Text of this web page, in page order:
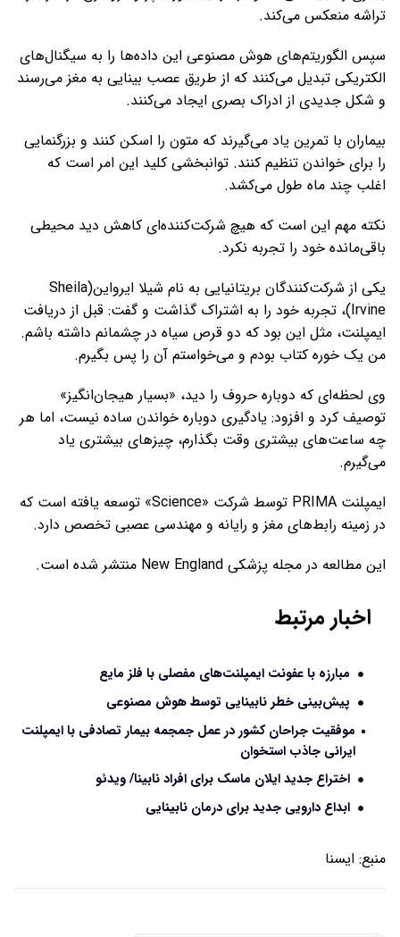
تراشه منعکس می‌کند.
سپس الگوریتم‌های هوش مصنوعی این داده‌ها را به سیگنال‌های
الکتریکی تبدیل می‌کنند که از طریق عصب بینایی به مغز می‌رسند
و شکل جدیدی از ادراک بصری ایجاد می‌کنند.
بیماران با تمرین یاد می‌گیرند که متون را اسکن کنند و بزرگنمایی
را برای خواندن تنظیم کنند. توانبخشی کلید این امر است که
اغلب چند ماه طول می‌کشد.
نکته مهم این است که هیچ شرکت‌کننده‌ای کاهش دید محیطی
باقی‌مانده خود را تجربه نکرد.
یکی از شرکت‌کنندگان بریتانیایی به نام شیلا ایرواین(Sheila
Irvine)، تجربه خود را به اشتراک گذاشت و گفت: قبل از دریافت
ایمپلنت، مثل این بود که دو قرص سیاه در چشمانم داشته باشم.
من یک خوره کتاب بودم و می‌خواستم آن را پس بگیرم.
وی لحظه‌ای که دوباره حروف را دید، «بسیار هیجان‌انگیز»
توصیف کرد و افزود: یادگیری دوباره خواندن ساده نیست، اما هر
چه ساعت‌های بیشتری وقت بگذارم، چیزهای بیشتری یاد
می‌گیرم.
ایمپلنت PRIMA توسط شرکت «Science» توسعه یافته است که
در زمینه رابط‌های مغز و رایانه و مهندسی عصبی تخصص دارد.
این مطالعه در مجله پزشکی New England منتشر شده است.
اخبار مرتبط
مبارزه با عفونت ایمپلنت‌های مفصلی با فلز مایع
پیش‌بینی خطر نابینایی توسط ‎هوش مصنوعی
موفقیت جراحان کشور در عمل جمجمه بیمار تصادفی با ایمپلنت
ایرانی جاذب استخوان
اختراع جدید ایلان ماسک برای افراد نابینا/ ویدئو
ابداع دارویی جدید برای درمان نابینایی
منبع: ايسنا